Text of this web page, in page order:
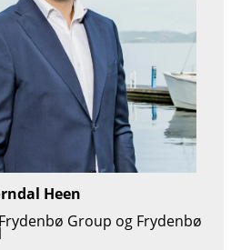
Heen
Group og Frydenbø